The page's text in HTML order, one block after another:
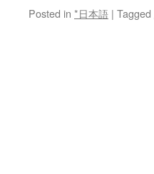
Posted in *日本語 | Tagged